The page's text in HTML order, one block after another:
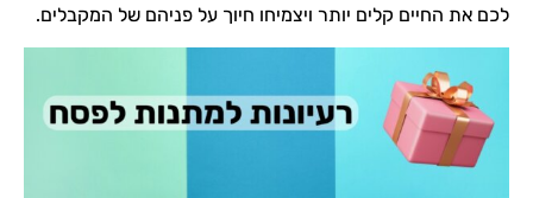
לכם את החיים קלים יותר ויצמיחו חיוך על פניהם של המקבלים.